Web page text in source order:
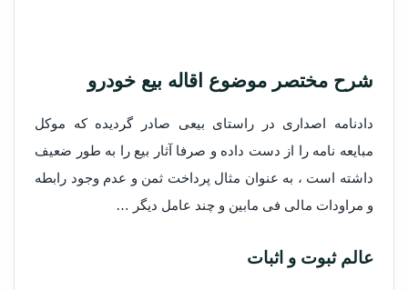
شرح مختصر موضوع اقاله بیع خودرو
دادنامه اصداری در راستای بیعی صادر گردیده که موکل
مبایعه نامه را از دست داده و صرفا آثار بیع را به طور ضعیف
داشته است ، به عنوان مثال پرداخت ثمن و عدم وجود رابطه
و مراودات مالی فی مابین و چند عامل دیگر …
عالم ثبوت و اثبات